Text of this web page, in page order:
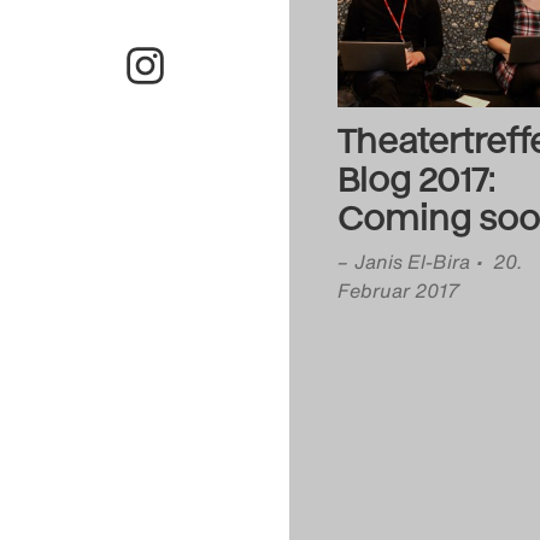
Blog 2017:
Coming
– Janis El-Bira • 20.
Februar 2017